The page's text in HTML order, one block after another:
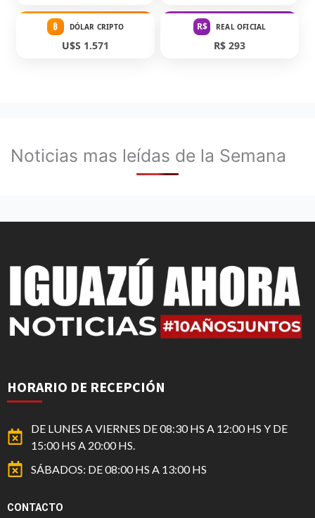
₿ DÓLAR CRIPTO
U$S 1.571
R$ REAL OFICIAL
R$ 293
Noticias mas leídas de la Semana
HORARIO DE RECEPCIÓN
DE LUNES A VIERNES DE 08:30 HS A 12:00 HS Y DE
15:00 HS A 20:00 HS.
SÁBADOS: DE 08:00 HS A 13:00 HS
CONTACTO